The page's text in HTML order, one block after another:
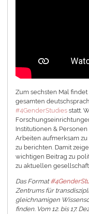
Zum sechsten Mal findet
gesamten
#4GenderStudies statt.
Institutionen &
Arbeiten aufmerksam
zu berichten. Damit
wichtigen Beitrag zu
zu aktuellen
Das Format
Zentrums für
gleichnamigen
finden. Vom 12. bis 17.